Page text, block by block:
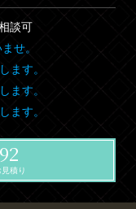
談可
せ。
ます。
ます。
ます。
積り